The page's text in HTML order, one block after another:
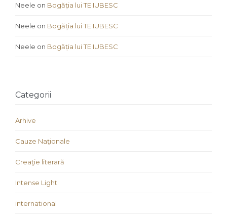
Neele on Bogăția lui TE IUBESC
Neele on Bogăția lui TE IUBESC
Neele on Bogăția lui TE IUBESC
Categorii
Arhive
Cauze Naţionale
Creaţie literară
Intense Light
international